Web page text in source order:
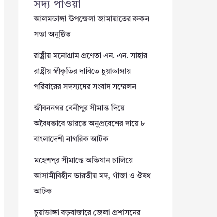
সদ্য পাওয়া
আলমডাঙ্গা উপজেলা জামায়াতের রুকন
সভা অনুষ্ঠিত
রাষ্ট্রীয় মনোগ্রাম প্রণেতা এন. এন. সাহার
রাষ্ট্রীয় স্বীকৃতির দাবিতে চুয়াডাঙ্গায়
পরিবারের সদস্যদের সংবাদ সম্মেলন
জীবননগর বেনীপুর সীমান্ত দিয়ে
অবৈধভাবে ভারতে অনুপ্রবেশের দায়ে ৮
বাংলাদেশী নাগরিক আটক
মহেশপুর সীমান্তে অভিযান চালিয়ে
আসামীবিহীন ভারতীয় মদ, গাঁজা ও ঔষধ
আটক
চুয়াডাঙ্গা বড়বাজারে জেলা প্রশাসনের